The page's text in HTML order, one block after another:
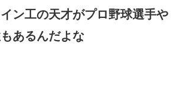
ン工の天才がプロ野球選手や
あるんだよな